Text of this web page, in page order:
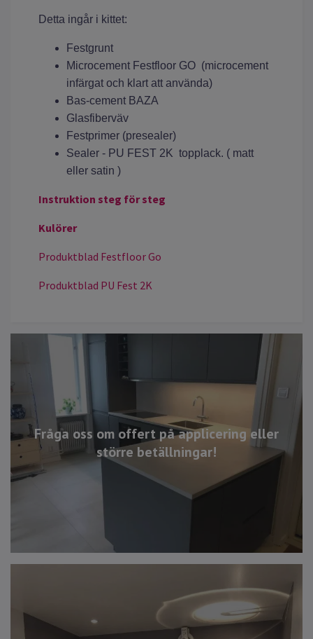
Fråga oss om offert på applicering eller
större betällningar!
Detta ingår i kittet:
Festgrunt
Microcement Festfloor GO (microcement
infärgat och klart att använda)
Bas-cement BAZA
Glasfiberväv
Festprimer (presealer)
Sealer - PU FEST 2K topplack. ( matt
eller satin )
Instruktion steg för steg
Kulörer
Produktblad Festfloor Go
Produktblad PU Fest 2K